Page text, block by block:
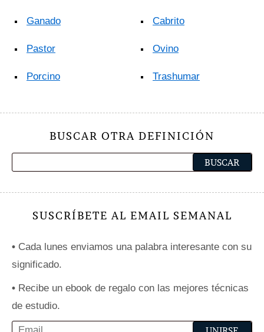
Ganado
Pastor
Porcino
Cabrito
Ovino
Trashumar
BUSCAR OTRA DEFINICIÓN
SUSCRÍBETE AL EMAIL SEMANAL
• Cada lunes enviamos una palabra interesante con su
significado.
• Recibe un ebook de regalo con las mejores técnicas
de estudio.